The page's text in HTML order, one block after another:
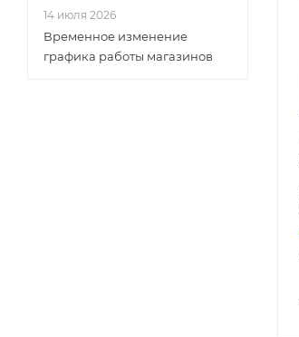
14 июля 2026
Временное изменение
графика работы магазинов